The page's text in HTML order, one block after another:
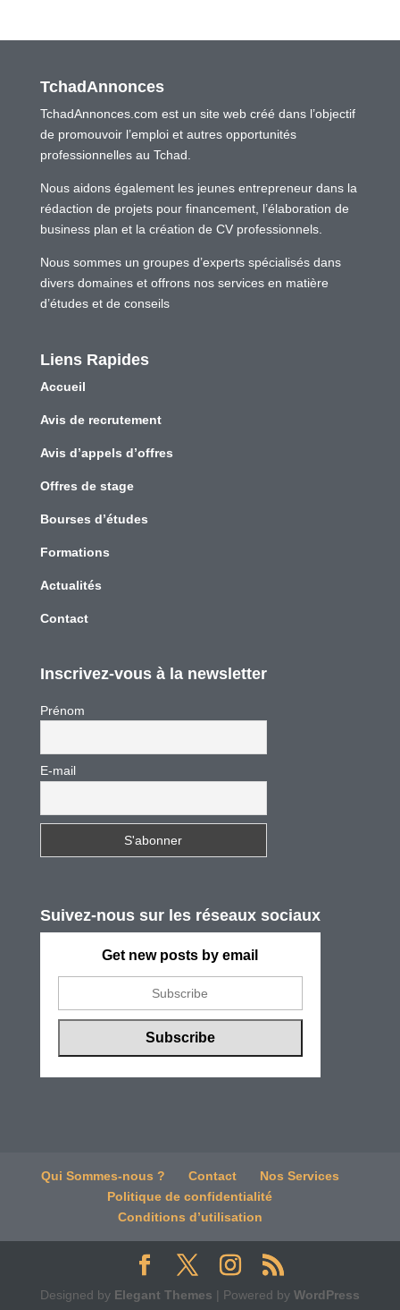
TchadAnnonces
TchadAnnonces.com est un site web créé dans l’objectif
de promouvoir l’emploi et autres opportunités
professionnelles au Tchad.
Nous aidons également les jeunes entrepreneur dans la
rédaction de projets pour financement, l’élaboration de
business plan et la création de CV professionnels.
Nous sommes un groupes d’experts spécialisés dans
divers domaines et offrons nos services en matière
d’études et de conseils
Liens Rapides
Accueil
Avis de recrutement
Avis d’appels d’offres
Offres de stage
Bourses d’études
Formations
Actualités
Contact
Inscrivez-vous à la newsletter
Prénom
E-mail
Suivez-nous sur les réseaux sociaux
Get new posts by email
Qui Sommes-nous ? Contact
Nos Services
Politique de confidentialité
Conditions d’utilisation
Designed by Elegant Themes | Powered by WordPress